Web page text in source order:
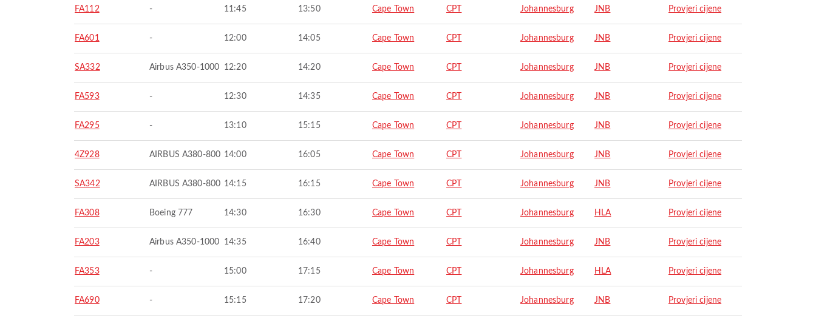
FA112 - 11:45 13:50 Cape Town CPT Johannesburg JNB Provjeri cijene
FA601 - 12:00 14:05 Cape Town CPT Johannesburg JNB Provjeri cijene
SA332 Airbus A350-1000 12:20 14:20 Cape Town CPT Johannesburg JNB Provjeri cijene
FA593 - 12:30 14:35 Cape Town CPT Johannesburg JNB Provjeri cijene
FA295 - 13:10 15:15 Cape Town CPT Johannesburg JNB Provjeri cijene
4Z928 AIRBUS A380-800 14:00 16:05 Cape Town CPT Johannesburg JNB Provjeri cijene
SA342 AIRBUS A380-800 14:15 16:15 Cape Town CPT Johannesburg JNB Provjeri cijene
FA308 Boeing 777 14:30 16:30 Cape Town CPT Johannesburg HLA Provjeri cijene
FA203 Airbus A350-1000 14:35 16:40 Cape Town CPT Johannesburg JNB Provjeri cijene
FA353 - 15:00 17:15 Cape Town CPT Johannesburg HLA Provjeri cijene
FA690 - 15:15 17:20 Cape Town CPT Johannesburg JNB Provjeri cijene